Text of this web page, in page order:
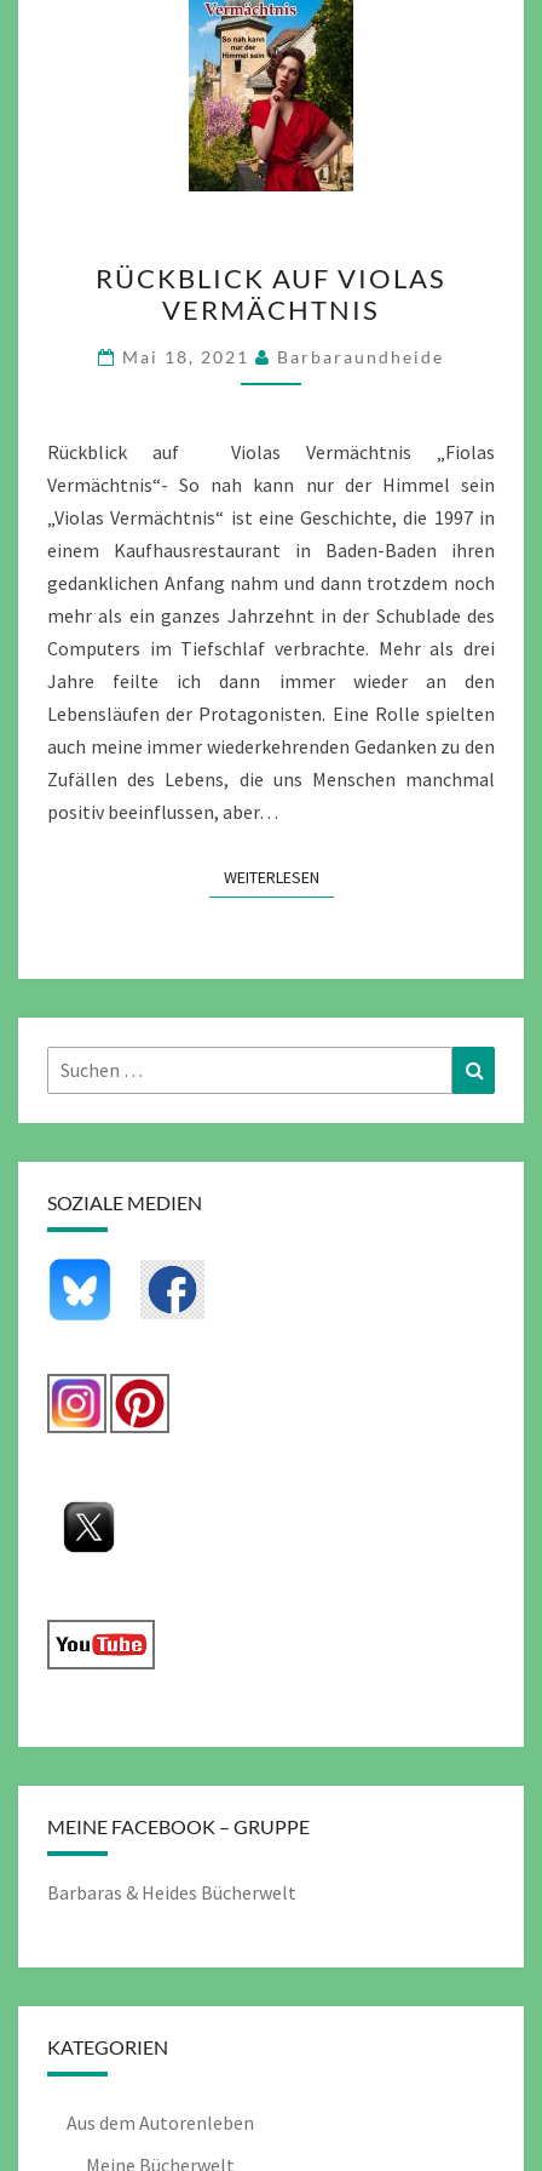
AUF
VIOLAS
VERMÄCHTNIS
RÜCKBLICK AUF VIOLAS
VERMÄCHTNIS
Mai 18, 2021 Barbaraundheide
Rückblick auf Violas Vermächtnis „Fiolas
Vermächtnis“- So nah kann nur der Himmel sein
„Violas Vermächtnis“ ist eine Geschichte, die 1997 in
einem Kaufhausrestaurant in Baden-Baden ihren
gedanklichen Anfang nahm und dann trotzdem noch
mehr als ein ganzes Jahrzehnt in der Schublade des
Computers im Tiefschlaf verbrachte. Mehr als drei
Jahre feilte ich dann immer wieder an den
Lebensläufen der Protagonisten. Eine Rolle spielten
auch meine immer wiederkehrenden Gedanken zu den
Zufällen des Lebens, die uns Menschen manchmal
positiv beeinflussen, aber…
WEITERLESENWEITERLESEN
Suchen
nach:
SOZIALE MEDIEN
MEINE FACEBOOK – GRUPPE
Barbaras & Heides Bücherwelt
KATEGORIEN
Aus dem Autorenleben
Meine Bücherwelt